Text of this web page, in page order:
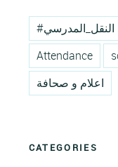
#النقل_المدرسي
Attendance
اعلام و صحافة
CATEGORIES